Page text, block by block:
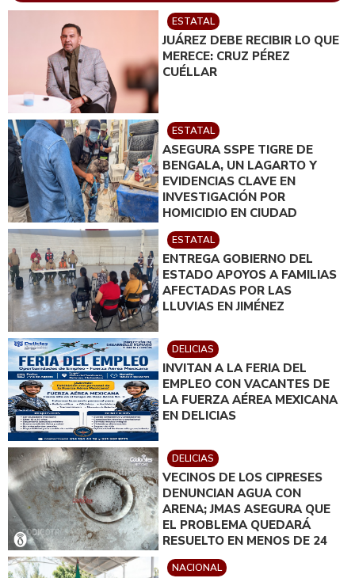
ESTATAL
JUÁREZ DEBE RECIBIR LO QUE
MERECE: CRUZ PÉREZ
CUÉLLAR
ESTATAL
ASEGURA SSPE TIGRE DE
BENGALA, UN LAGARTO Y
EVIDENCIAS CLAVE EN
INVESTIGACIÓN POR
HOMICIDIO EN CIUDAD
JUÁREZ; EN CATEO
INSTRUIDO POR GILBERTO
LOYA
ESTATAL
ENTREGA GOBIERNO DEL
ESTADO APOYOS A FAMILIAS
AFECTADAS POR LAS
LLUVIAS EN JIMÉNEZ
DELICIAS
INVITAN A LA FERIA DEL
EMPLEO CON VACANTES DE
LA FUERZA AÉREA MEXICANA
EN DELICIAS
DELICIAS
VECINOS DE LOS CIPRESES
DENUNCIAN AGUA CON
ARENA; JMAS ASEGURA QUE
EL PROBLEMA QUEDARÁ
RESUELTO EN MENOS DE 24
HORAS
NACIONAL